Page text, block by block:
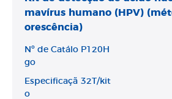
mavírus humano (HPV)
orescência)
Nº de Catálo
go
P120H
Especificaçã
o
32T/kit